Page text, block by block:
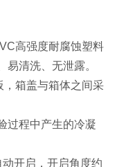
高强度耐腐蚀塑料
清洗、无泄露。
箱盖与箱体之间采
程中产生的冷凝
开启，开启角度约